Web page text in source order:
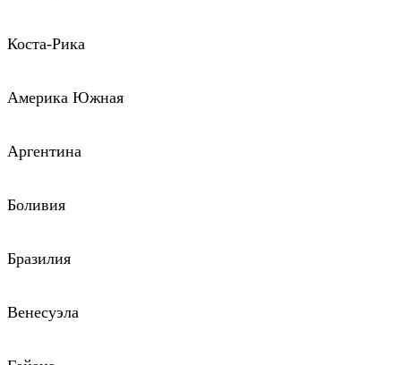
Коста-Рика
Америка Южная
Аргентина
Боливия
Бразилия
Венесуэла